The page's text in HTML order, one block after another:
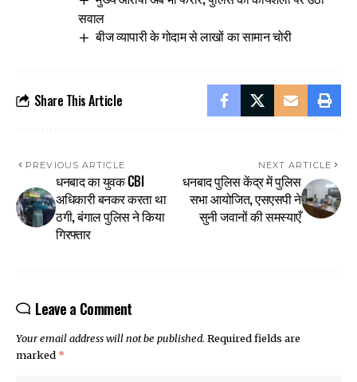
सवाल
बीज व्यापारी के गोदाम से लाखों का सामान चोरी
Share This Article
PREVIOUS ARTICLE
धनबाद का युवक CBI
अधिकारी बनकर करता था
ठगी, बंगाल पुलिस ने किया
गिरफ्तार
NEXT ARTICLE
धनबाद पुलिस केंद्र में पुलिस
सभा आयोजित, एसएसपी ने
सुनी जवानों की समस्याएँ
Leave a Comment
Your email address will not be published. Required fields are
marked *